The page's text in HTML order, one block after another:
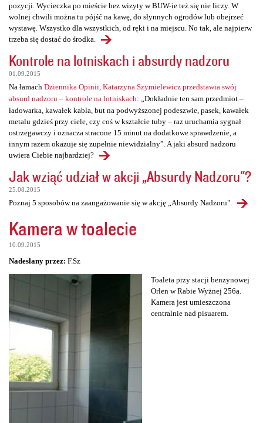
pozycji. Wycieczka po mieście bez wizyty w BUW-ie też się nie liczy. W
wolnej chwili można tu pójść na kawę, do słynnych ogrodów lub obejrzeć
wystawę. Wszystko dla wszystkich, od ręki i na miejscu. No tak, ale najpierw
trzeba się dostać do środka.
Kontrole na lotniskach i absurdy nadzoru
01.09.2015
Na łamach Dziennika Opinii, Katarzyna Szymielewicz przedstawia swój
absurd nadzoru – kontrole na lotniskach: „Dokładnie ten sam przedmiot –
ładowarka, kawałek kabla, but na podwyższonej podeszwie, pasek, kawałek
metalu gdzieś przy ciele, czy coś w kształcie tuby – raz uruchamia sygnał
ostrzegawczy i oznacza stracone 15 minut na dodatkowe sprawdzenie, a
innym razem okazuje się zupełnie niewidzialny”. A jaki absurd nadzoru
uwiera Ciebie najbardziej?
Jak wziąć udział w akcji „Absurdy Nadzoru"?
25.08.2015
Poznaj 5 sposobów na zaangażowanie się w akcję „Absurdy Nadzoru".
Kamera w toalecie
10.09.2015
Nadesłany przez: F.Sz
Toaleta przy stacji benzynowej
Orlen w Rabie Wyżnej 256a.
Kamera jest umieszczona
centralnie nad pisuarem.